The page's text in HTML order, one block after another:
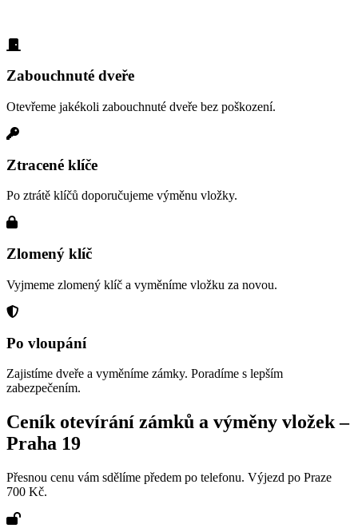
Zabouchnuté dveře
Otevřeme jakékoli zabouchnuté dveře bez poškození.
Ztracené klíče
Po ztrátě klíčů doporučujeme výměnu vložky.
Zlomený klíč
Vyjmeme zlomený klíč a vyměníme vložku za novou.
Po vloupání
Zajistíme dveře a vyměníme zámky. Poradíme s lepším
zabezpečením.
Ceník otevírání zámků a výměny vložek –
Praha 19
Přesnou cenu vám sdělíme předem po telefonu. Výjezd po Praze
700 Kč.